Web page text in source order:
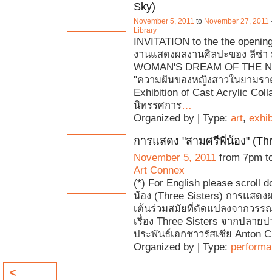
Sky)
November 5, 2011 to November 27, 2011
Library
INVITATION to the the
งานแสดงผลงานศิลปะของ ลีซ่า
WOMAN'S DREAM OF THE
"ความฝันของหญิงสาวในยามรา
Exhibition of Cast Acrylic
นิทรรศการ…
Organized by | Type: art,
การแสดง "สามศรีพี่น้อง"
November 5, 2011 from 7pm
Art Connex
(*) For English please scroll
น้อง (Three Sisters) การแสดง
เต้นร่วมสมัยที่ดัดแปลงจากวรร
เรื่อง Three Sisters จากปลาย
ประพันธ์เอกชาวรัสเซีย Anton
Organized by | Type:
<